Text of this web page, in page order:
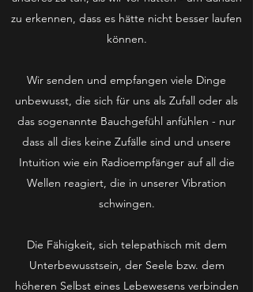
zu erkennen, dass es hätte nicht besser laufen
können.
Wir senden und empfangen viele Dinge
unbewusst, die sich für uns als Zufall oder als
das sogenannte Bauchgefühl anfühlen - nur
dass all dies keine Zufälle sind und unsere
Intuition wie ein Radioempfänger auf all die
Wellen reagiert, die in unserer Vibration
schwingen.
​Die Fähigkeit, sich telepathisch mit dem
Unterbewusstsein, der Seele bzw. dem
höheren Selbst eines Lebewesens verbinden